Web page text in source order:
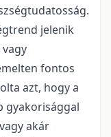
jelenik
fontos
azt, hogy a
gyakorisággal
akár